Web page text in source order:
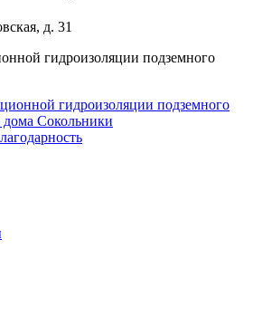
д. 31
гидроизоляции подземного